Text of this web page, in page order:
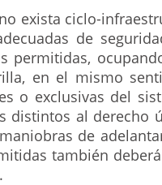
exista ciclo-
de
permitidas,
en el mismo
o exclusivas del
distintos al derecho
de
también